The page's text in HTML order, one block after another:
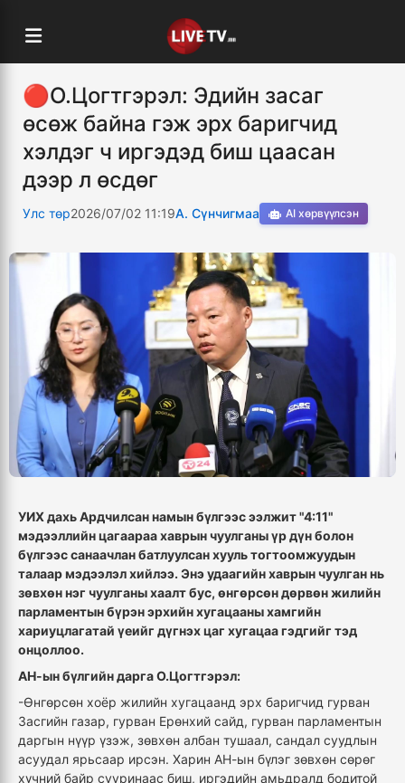
🔴О.Цогтгэрэл: Эдийн засаг
өсөж байна гэж эрх баригчид
хэлдэг ч иргэдэд биш цаасан
дээр л өсдөг
Улс төр2026/07/02 11:19А. Сүнчигмаа AI хөрвүүлсэн
УИХ дахь Ардчилсан намын бүлгээс ээлжит "4:11"
мэдээллийн цагаараа хаврын чуулганы үр дүн болон
бүлгээс санаачлан батлуулсан хууль тогтоомжуудын
талаар мэдээлэл хийлээ. Энэ удаагийн хаврын чуулган нь
зөвхөн нэг чуулганы хаалт бус, өнгөрсөн дөрвөн жилийн
парламентын бүрэн эрхийн хугацааны хамгийн
хариуцлагатай үеийг дүгнэх цаг хугацаа гэдгийг тэд
онцоллоо.
АН-ын бүлгийн дарга О.Цогтгэрэл:
-Өнгөрсөн хоёр жилийн хугацаанд эрх баригчид гурван
Засгийн газар, гурван Ерөнхий сайд, гурван парламентын
даргын нүүр үзэж, зөвхөн албан тушаал, сандал суудлын
асуудал ярьсаар ирсэн. Харин АН-ын бүлэг зөвхөн сөрөг
хүчний байр сууринаас биш, иргэдийн амьдралд бодитой